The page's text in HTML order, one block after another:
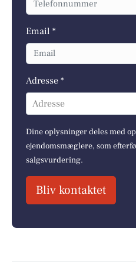
Email *
Adresse *
Adresse
Dine oplysninger deles med
ejendomsmæglere, som
salgsvurdering.
Bliv kontaktet